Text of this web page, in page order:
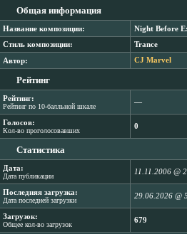
Общая информация
Название композиции: Night Before
Стиль композиции: Trance
Автор: CJ Marvel
Рейтинг
Рейтинг:
Рейтинг по 10-балльной шкале
―
Голосов:
Кол-во проголосовавших
0
Статистика
Дата:
Дата публикации
11.11.2006 @
Последняя загрузка:
Дата последней загрузки
29.06.2026 @
Загрузок:
Общее кол-во загрузок
679